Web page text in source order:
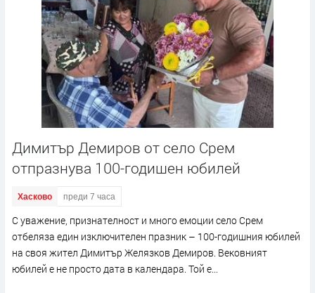
Димитър Демиров от село Срем
отпразнува 100-годишен юбилей
Хасково преди 7 часа
С уважение, признателност и много емоции село Срем
отбеляза един изключителен празник – 100-годишния юбилей
на своя жител Димитър Желязков Демиров. Вековният
юбилей е не просто дата в календара. Той е...